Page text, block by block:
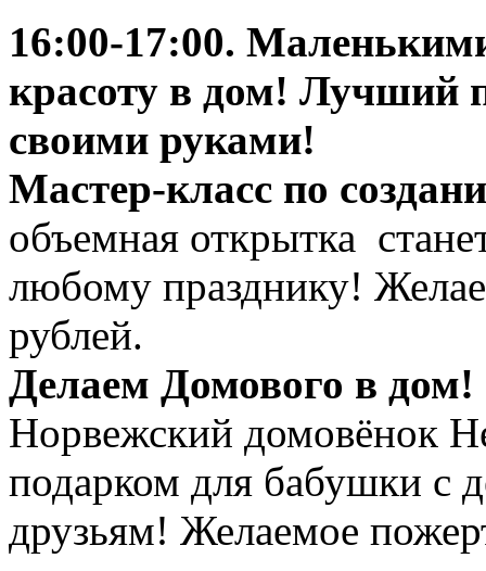
16:00-17:00.
красоту в дом! Лучший
своими руками!
Мастер-класс по
объемная открытка
любому празднику!
рублей.
Делаем Домового в
Норвежский домовёнок
подарком для бабушки с
друзьям! Желаемое